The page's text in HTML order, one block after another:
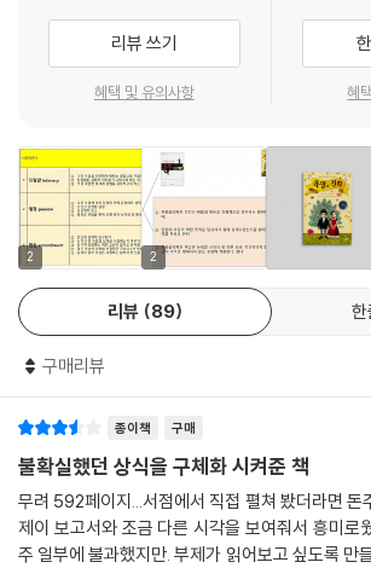
리뷰 쓰기
혜택 및 유의사항 혜
2 2
리뷰 89 한
구매리뷰
종이책 구매
불확실했던 상식을 구체화 시켜준 책
무려 592페이지...서점에서 직접 펼쳐 봤더라면 돈
제이 보고서와 조금 다른 시각을 보여줘서 흥미로
주 일부에 불과했지만. 부제가 읽어보고 싶도록 만